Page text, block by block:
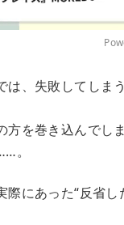
は、失敗してしま
方を巻き込んでし
。
際にあった“反省し